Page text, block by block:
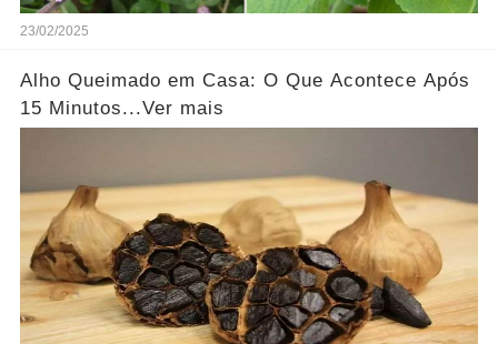
23/02/2025
Alho Queimado em Casa: O Que Acontece Após
15 Minutos...Ver mais